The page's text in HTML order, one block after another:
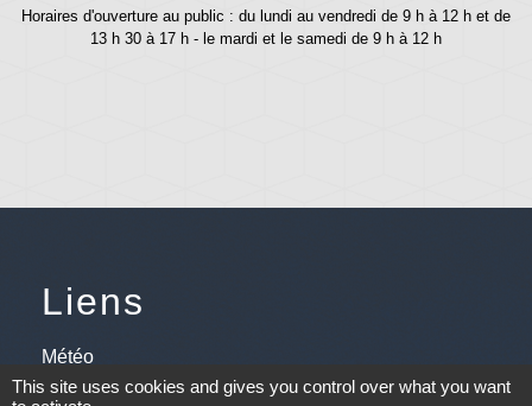
Horaires d'ouverture au public : du lundi au vendredi de 9 h à 12 h et de
13 h 30 à 17 h - le mardi et le samedi de 9 h à 12 h
Liens
Météo
This site uses cookies and gives you control over what you want